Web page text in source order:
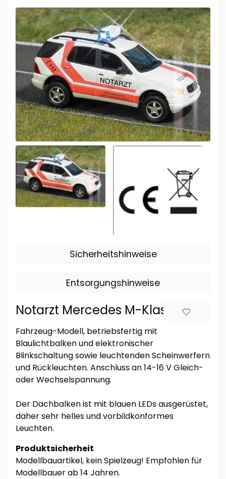
Sicherheitshinweise
Entsorgungshinweise
Notarzt Mercedes M-Klasse
Fahrzeug-Modell, betriebsfertig mit
Blaulichtbalken und elektronischer
Blinkschaltung sowie leuchtenden Scheinwerfern
und Rückleuchten. Anschluss an 14-16 V Gleich-
oder Wechselspannung.
Der Dachbalken ist mit blauen LEDs ausgerüstet,
daher sehr helles und vorbildkonformes
Leuchten.
Produktsicherheit
Modellbauartikel, kein Spielzeug! Empfohlen für
Modellbauer ab 14 Jahren.